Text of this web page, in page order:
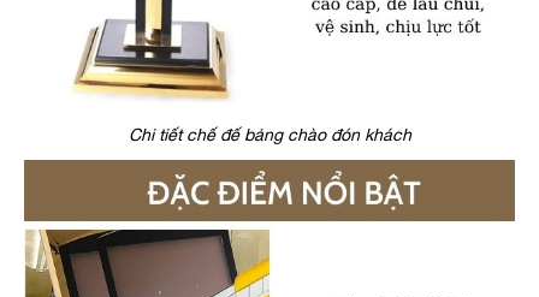
Chi tiết chế đế bảng chào đón khách